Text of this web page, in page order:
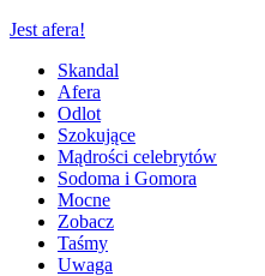
Jest afera!
Skandal
Afera
Odlot
Szokujące
Mądrości celebrytów
Sodoma i Gomora
Mocne
Zobacz
Taśmy
Uwaga